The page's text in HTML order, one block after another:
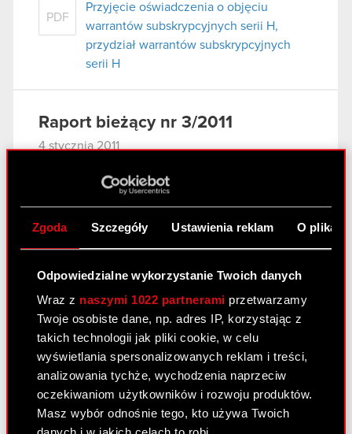
Zgoda Szczegóły Ustawienia reklam O
Odpowiedzialne wykorzystanie Twoich danych
Wraz z naszymi 1022 partnerami przetwarzamy
Twoje osobiste dane, np. adres IP, korzystając z
takich technologii jak pliki cookie, w celu
wyświetlania spersonalizowanych reklam i treści,
analizowania tychże, wychodzenia naprzeciw
oczekiwaniom użytkowników i rozwoju produktów.
Masz wybór odnośnie tego, kto używa Twoich
PDF
Przyjęcie oświadczenia o objęciu
warrantów subskrypcyjnych serii H,
przydział warrantów subskrypcyjnych
serii H
Raport bieżący nr 3/2011
4 stycznia 2011
Odwołanie prokury samoistnej i
ustanowienie prokur łącznych
Raport bieżący nr 2/2011
3 stycznia 2011
PDF
Rejestracja połączenia Optimus S.A. ze
spółką zależną CDP Investment sp. z
o.o., zmian w Statucie Spółki oraz
warunkowego podwyższenia kapitału
zakładowego Spółki.
PDF Załącznik